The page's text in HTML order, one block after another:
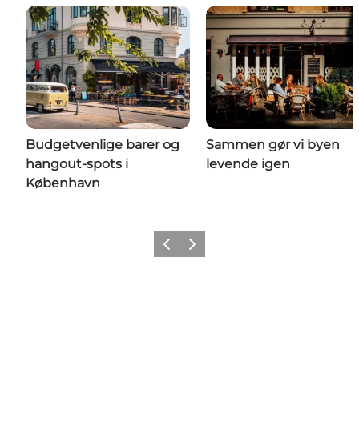
Budgetvenlige barer og
hangout-spots i
København
Sammen gør vi byen
levende igen
ForrigeNæste